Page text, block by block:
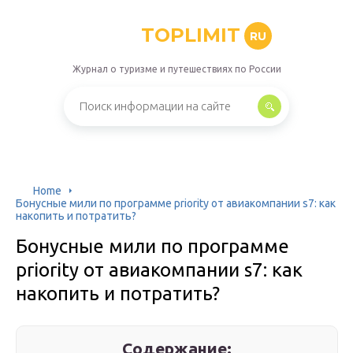
TOPLIMIT RU
Журнал о туризме и путешествиях по России
Home
Бонусные мили по программе priority от авиакомпании s7: как
накопить и потратить?
Бонусные мили по программе
priority от авиакомпании s7: как
накопить и потратить?
Содержание: